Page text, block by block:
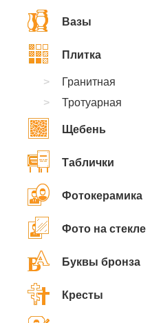
Вазы
Плитка
Гранитная
Тротуарная
Щебень
Таблички
Фотокерамика
Фото на стекле
Буквы бронза
Кресты